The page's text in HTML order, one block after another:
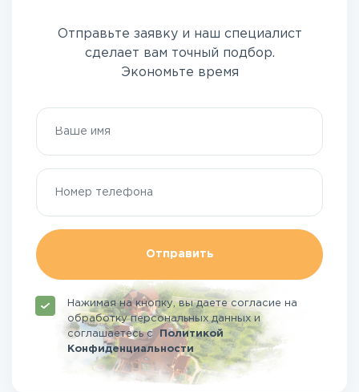
Отправьте заявку и наш специалист
сделает вам точный подбор.
Экономьте время
Отправить
Нажимая на кнопку, вы даете согласие на
обработку персональных данных и
соглашаетесьсПолитикой
Конфиденциальности